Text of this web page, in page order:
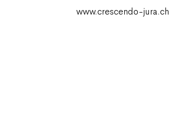
www.crescendo-jura.ch